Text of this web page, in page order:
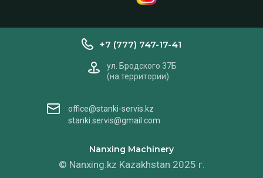
Nanxing Machinery
© Nanxing.kz Kazakhstan 2025 г.
+7 (777) 747-17-41
ул. Бродского 37Б
(на территории)
office@stanki-servis.kz
stanki.servis@gmail.com